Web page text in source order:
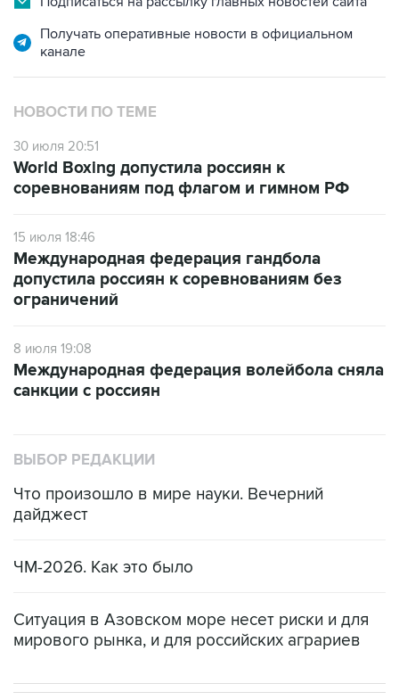
Получать оперативные новости в официальном
канале
НОВОСТИ ПО ТЕМЕ
30 июля 20:51
World Boxing допустила россиян к
соревнованиям под флагом и гимном РФ
15 июля 18:46
Международная федерация гандбола
допустила россиян к соревнованиям без
ограничений
8 июля 19:08
Международная федерация волейбола сняла
санкции с россиян
ВЫБОР РЕДАКЦИИ
Что произошло в мире науки. Вечерний
дайджест
ЧМ-2026. Как это было
Ситуация в Азовском море несет риски и для
мирового рынка, и для российских аграриев